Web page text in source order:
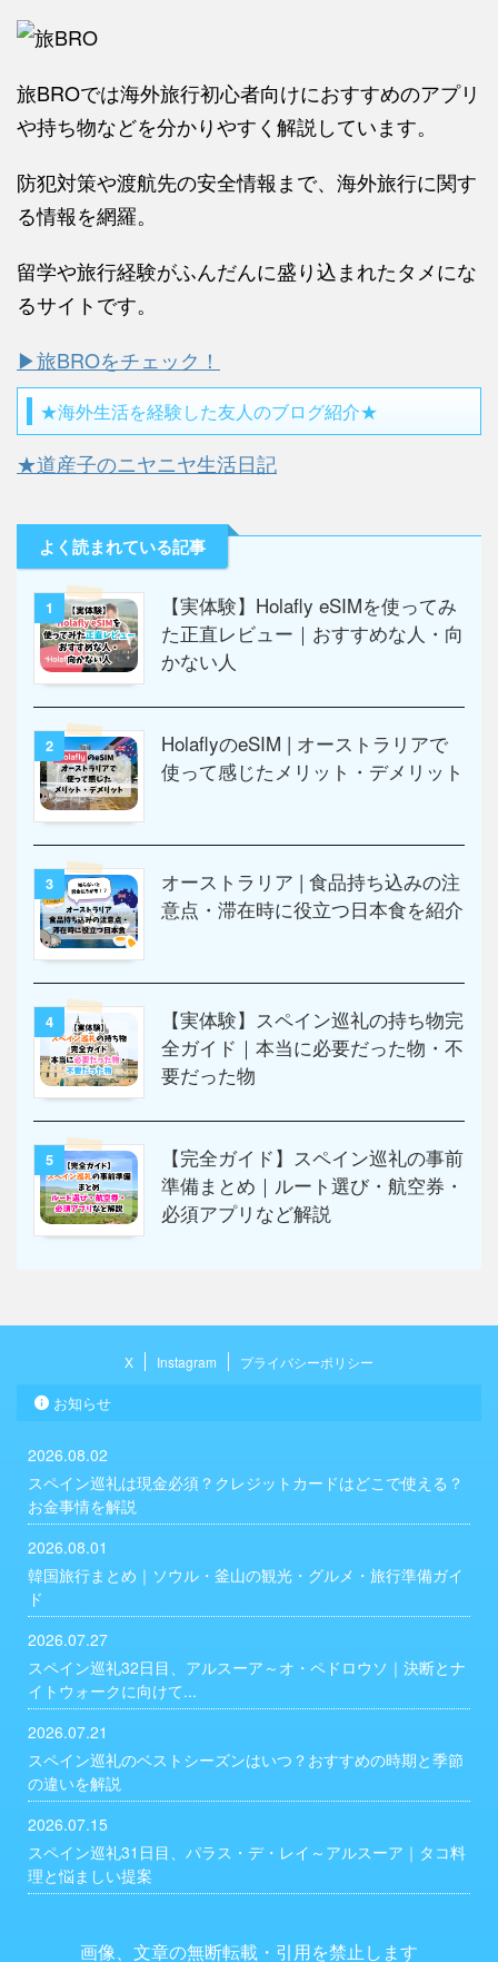
旅BROでは海外旅行初心者向けにおすすめのアプリ
や持ち物などを分かりやすく解説しています。
防犯対策や渡航先の安全情報まで、海外旅行に関す
る情報を網羅。
留学や旅行経験がふんだんに盛り込まれたタメにな
るサイトです。
▶旅BROをチェック！
★海外生活を経験した友人のブログ紹介★
★道産子のニヤニヤ生活日記
よく読まれている記事
1
【実体験】Holafly eSIMを使ってみ
た正直レビュー｜おすすめな人・向
かない人
2
HolaflyのeSIM | オーストラリアで
使って感じたメリット・デメリット
3
オーストラリア | 食品持ち込みの注
意点・滞在時に役立つ日本食を紹介
4
【実体験】スペイン巡礼の持ち物完
全ガイド｜本当に必要だった物・不
要だった物
5
【完全ガイド】スペイン巡礼の事前
準備まとめ｜ルート選び・航空券・
必須アプリなど解説
X Instagram プライバシーポリシー
お知らせ
2026.08.02
スペイン巡礼は現金必須？クレジットカードはどこで使える？
お金事情を解説
2026.08.01
韓国旅行まとめ｜ソウル・釜山の観光・グルメ・旅行準備ガイ
ド
2026.07.27
スペイン巡礼32日目、アルスーア～オ・ペドロウソ｜決断とナ
イトウォークに向けて...
2026.07.21
スペイン巡礼のベストシーズンはいつ？おすすめの時期と季節
の違いを解説
2026.07.15
スペイン巡礼31日目、パラス・デ・レイ～アルスーア｜タコ料
理と悩ましい提案
画像、文章の無断転載・引用を禁止します